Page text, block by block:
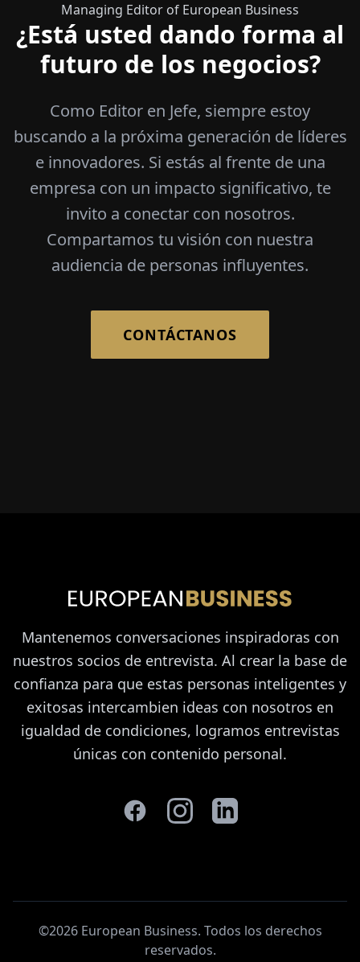
Managing Editor of European Business
¿Está usted dando forma al
futuro de los negocios?
Como Editor en Jefe, siempre estoy
buscando a la próxima generación de líderes
e innovadores. Si estás al frente de una
empresa con un impacto significativo, te
invito a conectar con nosotros.
Compartamos tu visión con nuestra
audiencia de personas influyentes.
CONTÁCTANOS
Mantenemos conversaciones inspiradoras con
nuestros socios de entrevista. Al crear la base de
confianza para que estas personas inteligentes y
exitosas intercambien ideas con nosotros en
igualdad de condiciones, logramos entrevistas
únicas con contenido personal.
©2026 European Business. Todos los derechos
reservados.